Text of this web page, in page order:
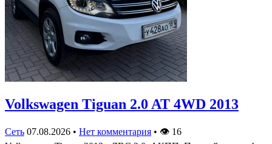
Volkswagen Tiguan 2.0 AT 4WD 2013
Сеть 07.08.2026 • Нет комментария • 👁 16